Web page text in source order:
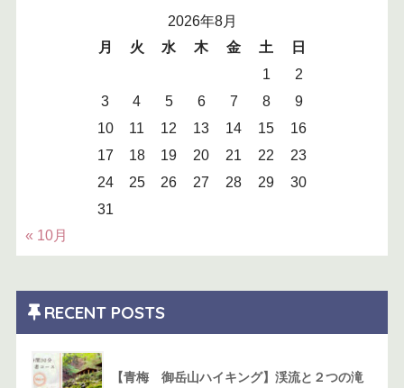
2026年8月
月
火 水 木 金 土
日
1
2
3
4 5 6 7 8
9
10
11 12 13 14 15
16
17
18 19 20 21 22
23
24
25 26 27 28 29
30
31
« 10月
RECENT POSTS
【青梅 御岳山ハイキング】渓流と２つの滝